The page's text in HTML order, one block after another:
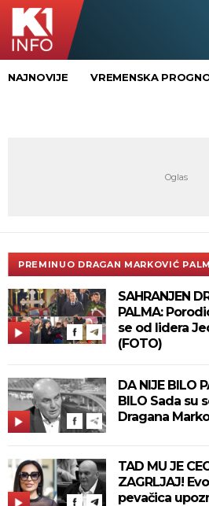
NAJNOVIJE VREMENSKA
PREMINUO DRAGAN MARKOVIĆ
SAHRANJEN
PALMA:
se od lidera
(FOTO)
DA NIJE BILO
BILO Sada su
Dragana
TAD MU JE
ZAGRLJAJ!
pevačica